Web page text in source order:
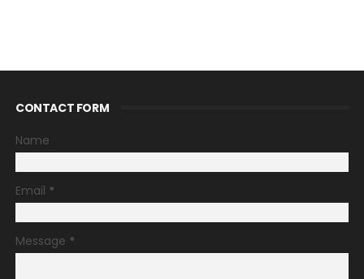
CONTACT FORM
Name
Email *
Message *